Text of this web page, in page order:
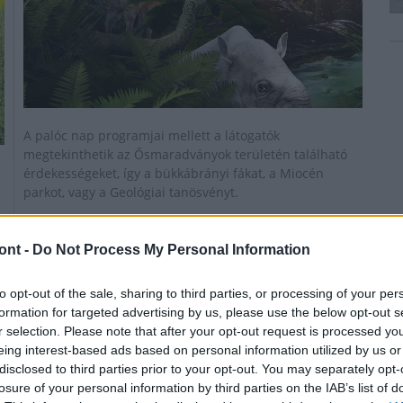
- Do Not Process My Personal Information
opt-out of the sale, sharing to third parties, or processing of your
for targeted advertising by us, please use the below opt-out
selection. Please note that after your opt-out request is processed
interest-based ads based on personal information utilized by us
to third parties prior to your opt-out. You may separately
of your personal information by third parties on the IAB’s list of
A palóc nap programjai mellett a látogatók
megtekinthetik az Ősmaradványok területén található
érdekességeket, így a bükkábrányi fákat, a Miocén
parkot, vagy a Geológiai tanösvényt.
Árad az Ipoly Ipolytarnócnál
2020.10.16
Aktuális